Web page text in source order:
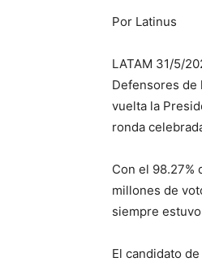
Por Latinus
LATAM 31/5/
Defensores de
vuelta la
ronda
Con el 98.27%
millones de
siempre
El candidato